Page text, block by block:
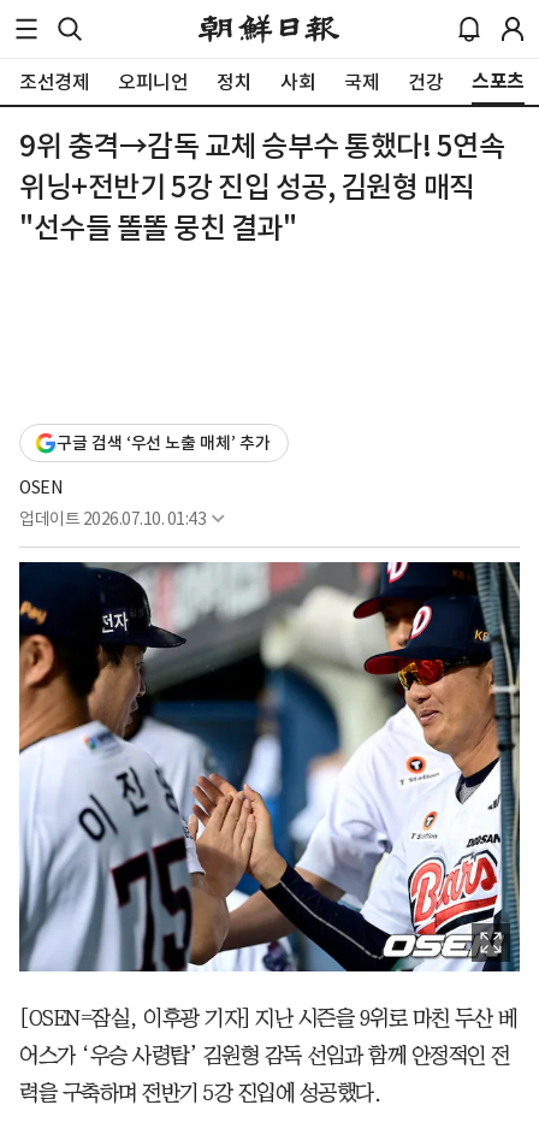
조선경제 오피니언 정치 사회 국제 건강 스포츠
9위 충격→감독 교체 승부수 통했다! 5연속
위닝+전반기 5강 진입 성공, 김원형 매직
"선수들 똘똘 뭉친 결과"
구글 검색 ‘우선 노출 매체’ 추가
OSEN
업데이트 2026.07.10. 01:43
[OSEN=잠실, 이후광 기자] 지난 시즌을 9위로 마친 두산 베
어스가 ‘우승 사령탑’ 김원형 감독 선임과 함께 안정적인 전
력을 구축하며 전반기 5강 진입에 성공했다.